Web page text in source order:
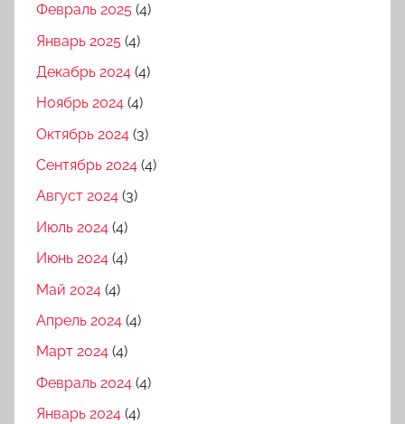
Февраль 2025 (4)
Январь 2025 (4)
Декабрь 2024 (4)
Ноябрь 2024 (4)
Октябрь 2024 (3)
Сентябрь 2024 (4)
Август 2024 (3)
Июль 2024 (4)
Июнь 2024 (4)
Май 2024 (4)
Апрель 2024 (4)
Март 2024 (4)
Февраль 2024 (4)
Январь 2024 (4)